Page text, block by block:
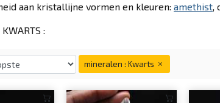
aan kristallijne vormen en kleuren: amethist,
KWARTS :
mineralen : Kwarts